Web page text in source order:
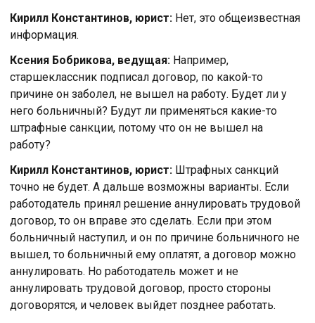
Кирилл Константинов, юрист: Нет, это общеизвестная
информация.
Ксения Бобрикова, ведущая: Например,
старшеклассник подписал договор, по какой-то
причине он заболел, не вышел на работу. Будет ли у
него больничный? Будут ли применяться какие-то
штрафные санкции, потому что он не вышел на
работу?
Кирилл Константинов, юрист: Штрафных санкций
точно не будет. А дальше возможны варианты. Если
работодатель принял решение аннулировать трудовой
договор, то он вправе это сделать. Если при этом
больничный наступил, и он по причине больничного не
вышел, то больничный ему оплатят, а договор можно
аннулировать. Но работодатель может и не
аннулировать трудовой договор, просто стороны
договорятся, и человек выйдет позднее работать.